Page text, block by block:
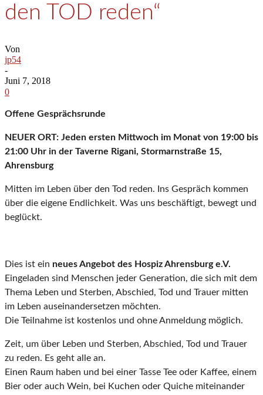
den TOD reden“
Von
jp54
-
Juni 7, 2018
0
Offene Gesprächsrunde
NEUER ORT: Jeden ersten Mittwoch im Monat von 19:00 bis
21:00 Uhr in der Taverne Rigani, Stormarnstraße 15,
Ahrensburg
Mitten im Leben über den Tod reden. Ins Gespräch kommen
über die eigene Endlichkeit. Was uns beschäftigt, bewegt und
beglückt.
Dies ist ein neues Angebot des Hospiz Ahrensburg e.V.
Eingeladen sind Menschen jeder Generation, die sich mit dem
Thema Leben und Sterben, Abschied, Tod und Trauer mitten
im Leben auseinandersetzen möchten.
Die Teilnahme ist kostenlos und ohne Anmeldung möglich.
Zeit, um über Leben und Sterben, Abschied, Tod und Trauer
zu reden. Es geht alle an.
Einen Raum haben und bei einer Tasse Tee oder Kaffee, einem
Bier oder auch Wein, bei Kuchen oder Quiche miteinander